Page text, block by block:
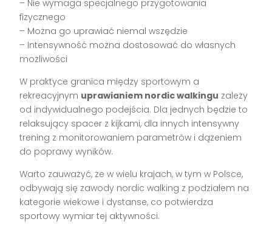
– Nie wymaga specjalnego przygotowania
fizycznego
– Można go uprawiać niemal wszędzie
– Intensywność można dostosować do własnych
możliwości
W praktyce granica między sportowym a
rekreacyjnym uprawianiem nordic walkingu zależy
od indywidualnego podejścia. Dla jednych będzie to
relaksujący spacer z kijkami, dla innych intensywny
trening z monitorowaniem parametrów i dążeniem
do poprawy wyników.
Warto zauważyć, że w wielu krajach, w tym w Polsce,
odbywają się zawody nordic walking z podziałem na
kategorie wiekowe i dystanse, co potwierdza
sportowy wymiar tej aktywności.